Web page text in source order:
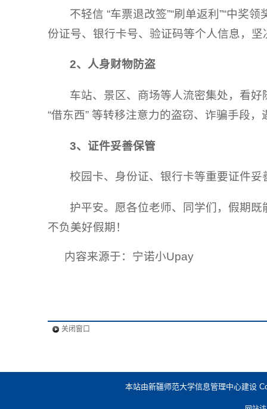
不轻信 “车票退改签”“刷单返利”“中奖
份证号、银行卡号、验证码等个人信息，
2、人身财物防盗
车站、景区、商场等人流密集处，看好
“借东西” 等转移注意力的盗窃、诈骗手段
3、 证件妥善保管
校园卡、身份证、银行卡等重要证件
护平安。愿各位老师、同学们，假期
不负美好假期！
内容来源于：宁诺小Upay
关闭窗口
本站由新疆师范大学信息管理中心建设